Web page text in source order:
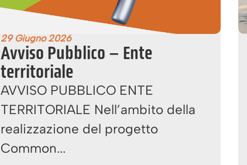
29 Giugno 2026
Avviso Pubblico – Ente
territoriale
AVVISO PUBBLICO ENTE
TERRITORIALE Nell’ambito della
realizzazione del progetto
Common...